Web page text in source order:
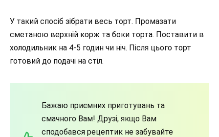
У такий спосіб зібрати весь торт. Промазати
сметаною верхній корж та боки торта. Поставити в
холодильник на 4-5 годин чи ніч. Після цього торт
готовий до подачі на стіл.
Бажаю приємних приготувань та
смачного Вам! Друзі, якщо Вам
сподобався рецептик не забувайте